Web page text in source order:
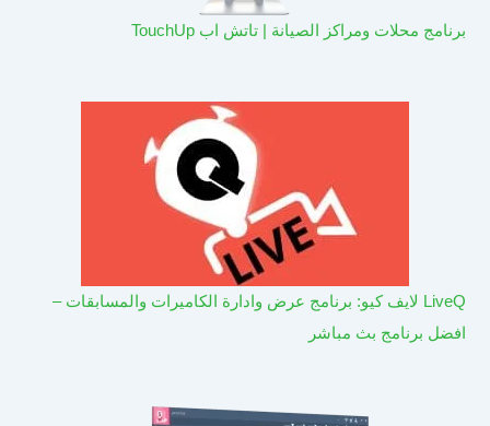
برنامج محلات ومراكز الصيانة | تاتش اب TouchUp
LiveQ لايف كيو: برنامج عرض وادارة الكاميرات والمسابقات –
افضل برنامج بث مباشر